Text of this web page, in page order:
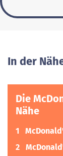
In der
Die
Nähe
1
2